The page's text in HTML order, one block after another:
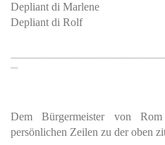
Depliant di Marlene
Depliant di Rolf
Dem Bürgermeister von
persönlichen Zeilen zu der oben